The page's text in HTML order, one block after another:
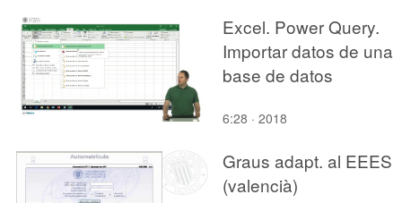
Excel. Power Query.
Importar datos de una
base de datos
6:28 · 2018
Graus adapt. al EEES
(valencià)